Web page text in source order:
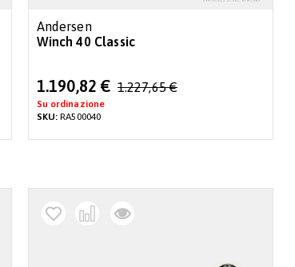
Andersen
Winch 40 Classic
Special
Price
1.190,82 € 1.227,65 €
Su ordinazione
SKU:RA500040